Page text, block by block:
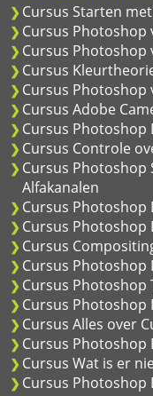
Cursus Starten
Cursus Photoshop
Cursus Photoshop
Cursus
Cursus
Cursus Adobe
Cursus Photoshop
Cursus Controle
Cursus Photoshop
Alfakanalen
Cursus Photoshop
Cursus Photoshop
Cursus
Cursus Photoshop
Cursus Photoshop
Cursus Photoshop
Cursus Alles over
Cursus Photoshop
Cursus Wat is er
Cursus Photoshop